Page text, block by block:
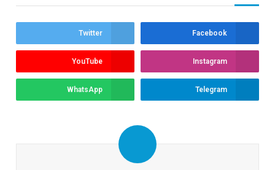
Facebook
Twitter
Instagram
YouTube
Telegram
WhatsApp